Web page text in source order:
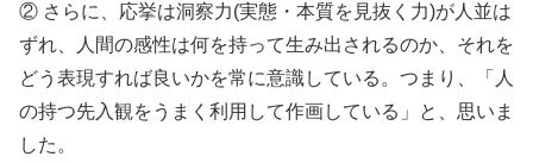
② さらに、応挙は洞察力(実態・本質を見抜く力)が人並は
ずれ、人間の感性は何を持って生み出されるのか、それを
どう表現すれば良いかを常に意識している。つまり、「人
の持つ先入観をうまく利用して作画している」と、思いま
した。